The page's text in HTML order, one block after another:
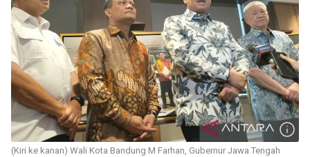
(Kiri ke kanan) Wali Kota Bandung M Farhan, Gubernur Jawa Tengah